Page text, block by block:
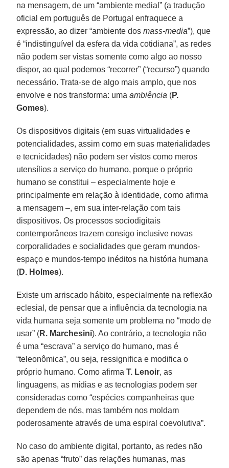
na mensagem, de um “ambiente medial” (a tradução
oficial em português de Portugal enfraquece a
expressão, ao dizer “ambiente dosmass-media”), que
é “indistinguível da esfera da vida cotidiana”, as redes
não podem ser vistas somente como algo ao nosso
dispor, ao qual podemos “recorrer” (“recurso”) quando
necessário. Trata-se de algo mais amplo, que nos
envolve e nos transforma: umaambiência (P.
Gomes).
Os dispositivos digitais (em suas virtualidades e
potencialidades, assim como em suas materialidades
e tecnicidades) não podem ser vistos como meros
utensílios a serviço do humano, porque o próprio
humano se constitui – especialmente hoje e
principalmente em relação à identidade, como afirma
a mensagem –, em sua inter-relação com tais
dispositivos. Os processos sociodigitais
contemporâneos trazem consigo inclusive novas
corporalidades e socialidades que geram mundos-
espaço e mundos-tempo inéditos na história humana
(D. Holmes).
Existe um arriscado hábito, especialmente na reflexão
eclesial, de pensar que a influência da tecnologia na
vida humana seja somente um problema no “modo de
usar” (R. Marchesini). Ao contrário, a tecnologia não
é uma “escrava” a serviço do humano, mas é
“teleonômica”, ou seja, ressignifica e modifica o
próprio humano. Como afirmaT. Lenoir, as
linguagens, as mídias e as tecnologias podem ser
consideradas como “espécies companheiras que
dependem de nós, mas também nos moldam
poderosamente através de uma espiral coevolutiva”.
No caso do ambiente digital, portanto, as redes não
são apenas “fruto” das relações humanas, mas